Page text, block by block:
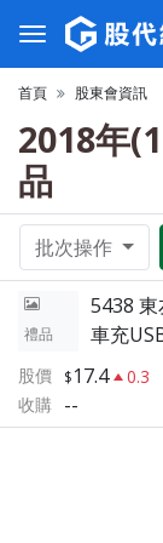
首頁 股東會資訊
2018年
品
批次操作
禮品
5438
車充
股價
17.4
0.3
收購 --